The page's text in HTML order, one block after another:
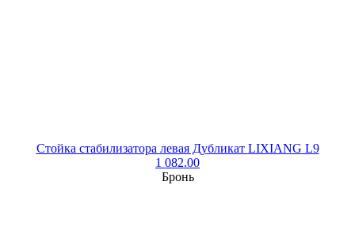
Стойка стабилизатора левая Дубликат LIXIANG L9
1 082.00
Бронь